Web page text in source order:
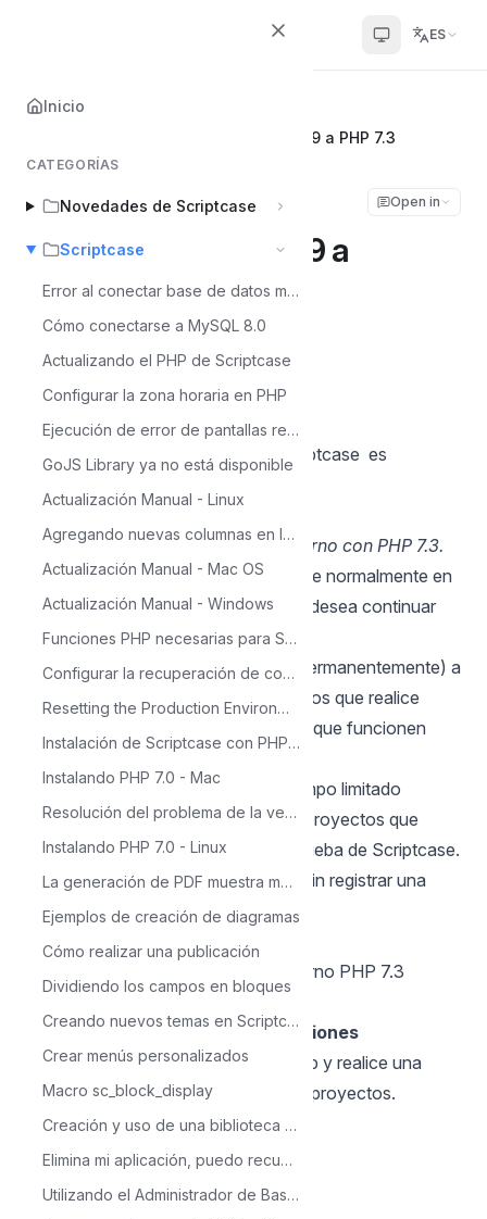
Scriptcase Help Center ES
Inicio
CATEGORÍAS
Novedades de Scriptcase
Scriptcase
Error al conectar base de datos mysql 8
Cómo conectarse a MySQL 8.0
Actualizando el PHP de Scriptcase
Configurar la zona horaria en PHP
Ejecución de error de pantallas reCaptcha - MacOS
GoJS Library ya no está disponible
Actualización Manual - Linux
Agregando nuevas columnas en la tabla para el calendario
Actualización Manual - Mac OS
Actualización Manual - Windows
Funciones PHP necesarias para ScriptCase
Configurar la recuperación de contraseña en Scriptcase
Resetting the Production Environment Password
Instalación de Scriptcase con PHP 7.0 en Windows
Instalando PHP 7.0 - Mac
Resolución del problema de la versión de Source Guardian
Instalando PHP 7.0 - Linux
La generación de PDF muestra mensaje: 'Not Found'
Ejemplos de creación de diagramas
Cómo realizar una publicación
Dividiendo los campos en bloques
Creando nuevos temas en Scriptcase
Crear menús personalizados
Macro sc_block_display
Creación y uso de una biblioteca en Scriptcase
Elimina mi aplicación, puedo recuperarla?
Utilizando el Administrador de Base de Datos
Inicio
Actualización del entorno Scriptcase 9 a PHP 7.3
Actualización del
entorno Scriptcase 9 a
PHP 7.3
Open in
Á
Álvaro Moura
A partir de la versión 9.4.016, El Scriptcase es
No se requiere la migración al entorno con PHP 7.3.
Scriptcase continuará actualizándose normalmente en
entornos con PHP 7.0. Entonces, si desea continuar
con esta versión, nada cambiará.
Antes de transferir sus proyectos (permanentemente) a
un entorno PHP 7.3, le recomendamos que realice
algunas pruebas para asegurarse de que funcionen
correctamente en el nuevo entorno.
Para facilitar esta prueba, por un tiempo limitado
solo importaremos / restauraremos proyectos que
estén habilitados en la versión de prueba de Scriptcase.
De esta manera, puede importarlos sin registrar una
licencia.
Vamos a los pasos.
Como probar mis proyectos en entorno PHP 7.3
Paso 1: Respalda tus proyectos
En su instalación actual, vaya aOpciones
Configuración> Servicios> Backup y realice una
copia de seguridad completa de sus proyectos.